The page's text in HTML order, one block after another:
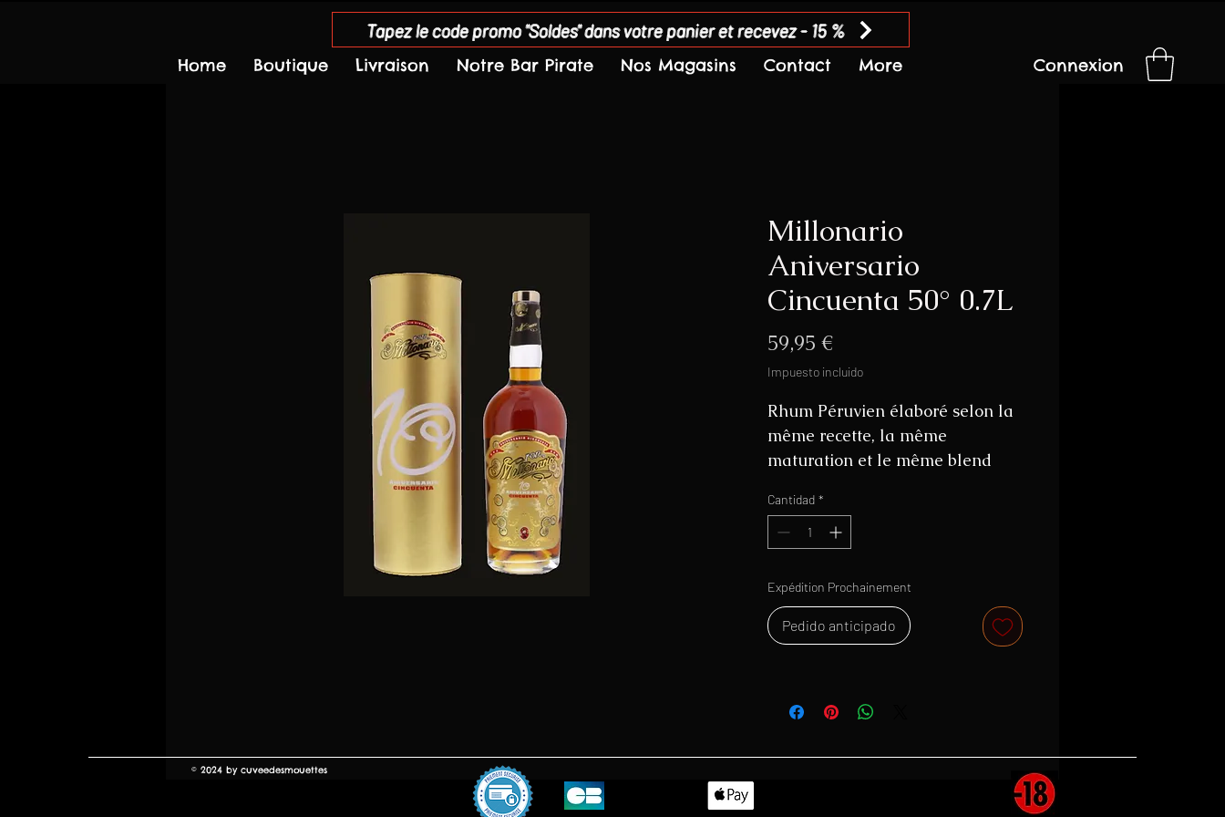
Tapez le code promo "Soldes" dans votre panier et recevez - 15 %
Home Boutique Livraison Notre Bar Pirate Nos Magasins Contact More Connexion
Millonario
Aniversario
Cincuenta 50° 0.7L
59,95 €Precio
Impuesto incluido
Rhum Péruvien élaboré selon la
même recette, la même
maturation et le même blend
Il est en revanche embouteillé à
un degré plus élevé (50° contre
Cantidad *
Expédition Prochainement
Pedido anticipado
© 2024 by cuveedesmouettes